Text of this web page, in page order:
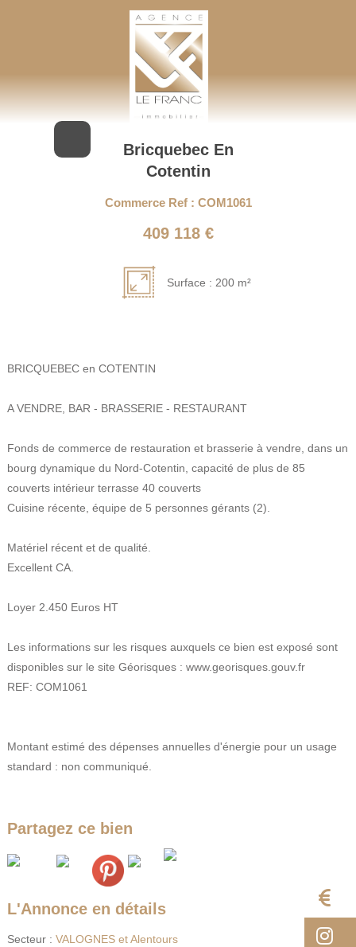
AGENCE LEFRANC IMMOBILIER
Bricquebec En
Cotentin
Commerce Ref : COM1061
409 118 €
Surface : 200 m²
BRICQUEBEC en COTENTIN
A VENDRE, BAR - BRASSERIE - RESTAURANT
Fonds de commerce de restauration et brasserie à vendre, dans un
bourg dynamique du Nord-Cotentin, capacité de plus de 85
couverts intérieur terrasse 40 couverts
Cuisine récente, équipe de 5 personnes gérants (2).
Matériel récent et de qualité.
Excellent CA.
Loyer 2.450 Euros HT
Les informations sur les risques auxquels ce bien est exposé sont
disponibles sur le site Géorisques : www.georisques.gouv.fr
REF: COM1061
Montant estimé des dépenses annuelles d'énergie pour un usage
standard : non communiqué.
Partagez ce bien
L'Annonce en détails
Secteur : VALOGNES et Alentours